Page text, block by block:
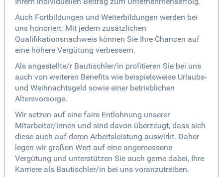
Auch Fortbildungen und Weiterbildungen werden bei
uns honoriert: Mit jedem zusätzlichen
Qualifikationsnachweis können Sie Ihre Chancen auf
eine höhere Vergütung verbessern.
Als angestellte/r Bautischler/in profitieren Sie bei uns
auch von weiteren Benefits wie beispielsweise Urlaubs-
und Weihnachtsgeld sowie einer betrieblichen
Altersvorsorge.
Wir setzen auf eine faire Entlohnung unserer
Mitarbeiter/innen und sind davon überzeugt, dass sich
diese auch auf deren Arbeitsleistung auswirkt. Daher
legen wir großen Wert auf eine angemessene
Vergütung und unterstützen Sie auch gerne dabei, Ihre
Karriere als Bautischler/in bei uns voranzutreiben.